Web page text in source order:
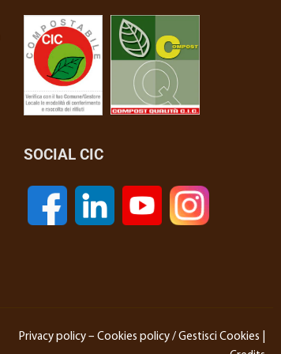
SOCIAL CIC
Privacy policy– Cookies policy/ Gestisci Cookies